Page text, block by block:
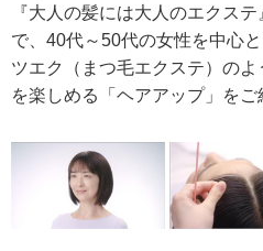
『大人の髪には大人のエクス
で、40代～50代の女性を中心
ツエク（まつ毛エクステ）の
を楽しめる「ヘアアップ」をご